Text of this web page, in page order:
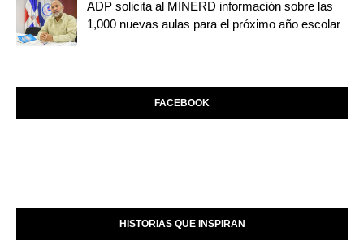
ADP solicita al MINERD información sobre las
1,000 nuevas aulas para el próximo año escolar
FACEBOOK
HISTORIAS QUE INSPIRAN